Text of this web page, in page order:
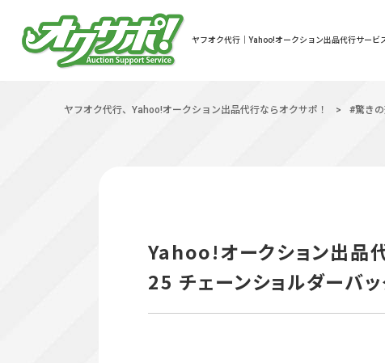
ヤフオク代行｜Yahoo!オークション出品代行サービ
ヤフオク代行、Yahoo!オークション出品代行ならオクサポ！ > #驚き
Yahoo!オークション出品
25 チェーンショルダーバッ